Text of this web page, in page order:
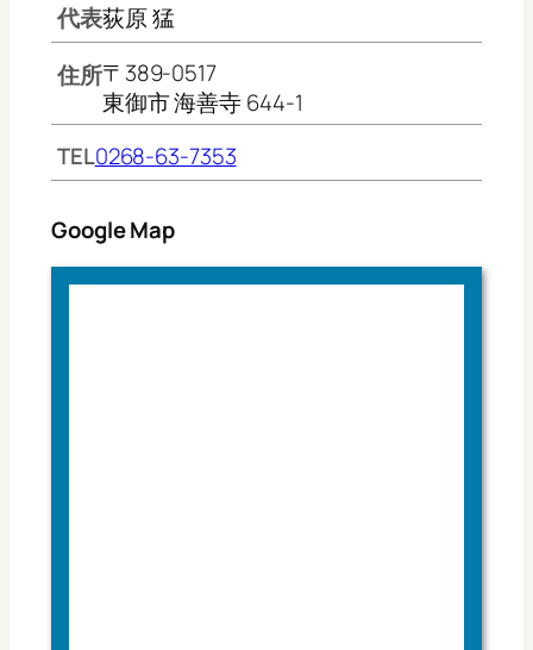
代表荻原 猛
住所〒389-0517
東御市 海善寺 644-1
TEL0268-63-7353
Google Map